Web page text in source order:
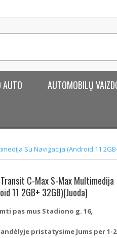
AUTO AUTOMOBILŲ
Su Navigacija (Android 11
C-Max S-Max Multimedija
11 2GB+ 32GB)(Juoda)
pas mus Stadiono g. 16,
pristatysime Jums per 1-2